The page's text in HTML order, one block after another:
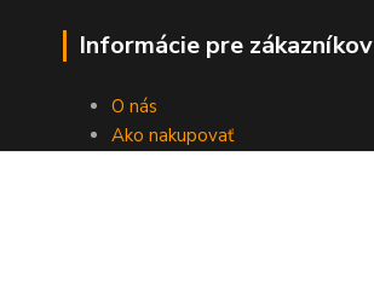
Informácie pre zákazníkov
O nás
Ako nakupovať